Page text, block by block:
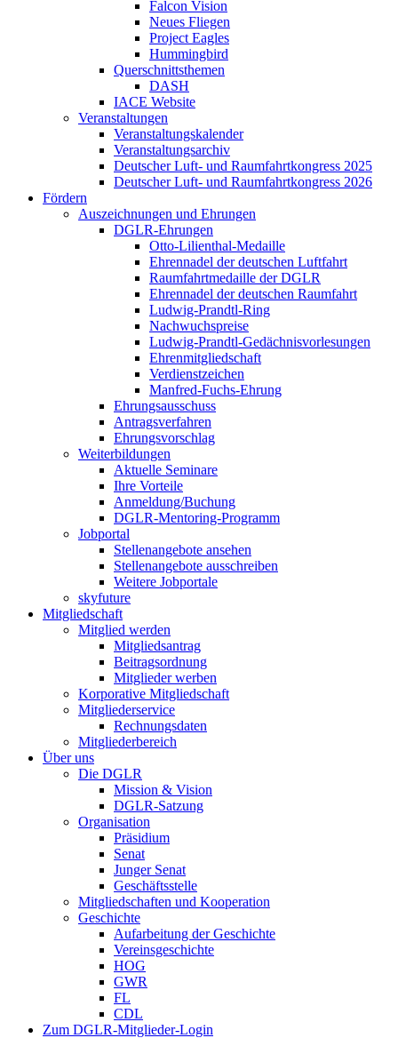
Falcon Vision
Neues Fliegen
Project Eagles
Hummingbird
Querschnittsthemen
DASH
IACE Website
Veranstaltungen
Veranstaltungskalender
Veranstaltungsarchiv
Deutscher Luft- und Raumfahrtkongress 2025
Deutscher Luft- und Raumfahrtkongress 2026
Fördern
Auszeichnungen und Ehrungen
DGLR-Ehrungen
Otto-Lilienthal-Medaille
Ehrennadel der deutschen Luftfahrt
Raumfahrtmedaille der DGLR
Ehrennadel der deutschen Raumfahrt
Ludwig-Prandtl-Ring
Nachwuchspreise
Ludwig-Prandtl-Gedächnisvorlesungen
Ehrenmitgliedschaft
Verdienstzeichen
Manfred-Fuchs-Ehrung
Ehrungsausschuss
Antragsverfahren
Ehrungsvorschlag
Weiterbildungen
Aktuelle Seminare
Ihre Vorteile
Anmeldung/Buchung
DGLR-Mentoring-Programm
Jobportal
Stellenangebote ansehen
Stellenangebote ausschreiben
Weitere Jobportale
skyfuture
Mitgliedschaft
Mitglied werden
Mitgliedsantrag
Beitragsordnung
Mitglieder werben
Korporative Mitgliedschaft
Mitgliederservice
Rechnungsdaten
Mitgliederbereich
Über uns
Die DGLR
Mission & Vision
DGLR-Satzung
Organisation
Präsidium
Senat
Junger Senat
Geschäftsstelle
Mitgliedschaften und Kooperation
Geschichte
Aufarbeitung der Geschichte
Vereinsgeschichte
HOG
GWR
FL
CDL
Zum DGLR-Mitglieder-Login